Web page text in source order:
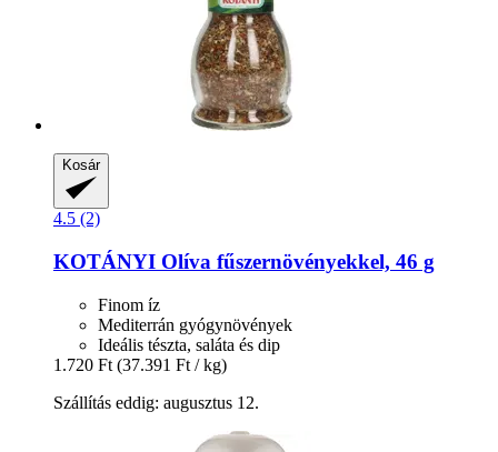
Kosár
4.5 (2)
KOTÁNYI Olíva fűszernövényekkel, 46 g
Finom íz
Mediterrán gyógynövények
Ideális tészta, saláta és dip
1.720 Ft (37.391 Ft / kg)
Szállítás eddig: augusztus 12.